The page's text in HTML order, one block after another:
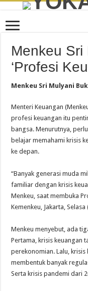
Menkeu
‘Profesi
Menkeu Sri Mulyani
Menteri Keuangan
profesi keuangan itu
bangsa. Menurutnya,
belajar memahami krisis
ke depan.
“Banyak generasi muda
familiar dengan krisis
Menkeu, saat membuka
Kemenkeu, Jakarta,
Menkeu menyebut, ada
Pertama, krisis keuangan
perekonomian. Lalu,
membentuk banyak
Serta krisis pandemi dari